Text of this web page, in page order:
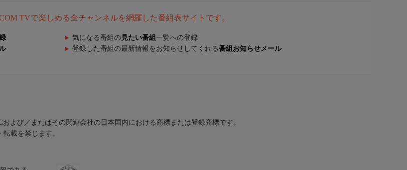
TVで楽しめる全チャンネルを網羅した番組表サイトです。
気になる番組の 見たい番組 一覧への登録
登録した番組の最新情報をお知らせしてくれる番組お知らせメール
よび／またはその関連会社の日本国内における商標または登録商標です。
載を禁じます。